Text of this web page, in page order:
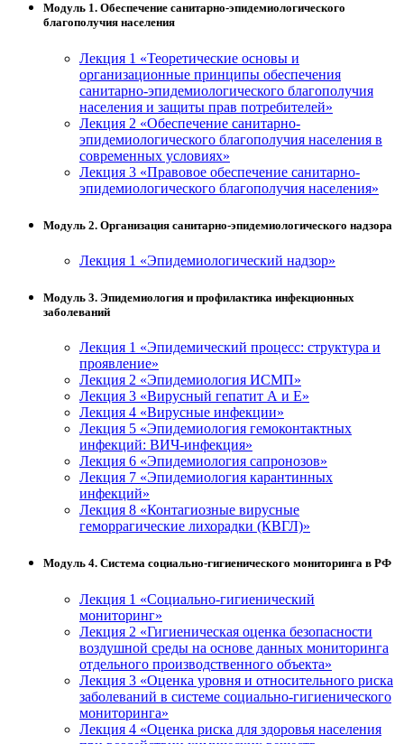
Модуль 1. Обеспечение санитарно-эпидемиологического
благополучия населения
Лекция 1 «Теоретические основы и
организационные принципы обеспечения
санитарно-эпидемиологического благополучия
населения и защиты прав потребителей»
Лекция 2 «Обеспечение санитарно-
эпидемиологического благополучия населения в
современных условиях»
Лекция 3 «Правовое обеспечение санитарно-
эпидемиологического благополучия населения»
Модуль 2. Организация санитарно-эпидемиологического надзора
Лекция 1 «Эпидемиологический надзор»
Модуль 3. Эпидемиология и профилактика инфекционных
заболеваний
Лекция 1 «Эпидемический процесс: структура и
проявление»
Лекция 2 «Эпидемиология ИСМП»
Лекция 3 «Вирусный гепатит А и Е»
Лекция 4 «Вирусные инфекции»
Лекция 5 «Эпидемиология гемоконтактных
инфекций: ВИЧ-инфекция»
Лекция 6 «Эпидемиология сапронозов»
Лекция 7 «Эпидемиология карантинных
инфекций»
Лекция 8 «Контагиозные вирусные
геморрагические лихорадки (КВГЛ)»
Модуль 4. Система социально-гигиенического мониторинга в РФ
Лекция 1 «Социально-гигиенический
мониторинг»
Лекция 2 «Гигиеническая оценка безопасности
воздушной среды на основе данных мониторинга
отдельного производственного объекта»
Лекция 3 «Оценка уровня и относительного риска
заболеваний в системе социально-гигиенического
мониторинга»
Лекция 4 «Оценка риска для здоровья населения